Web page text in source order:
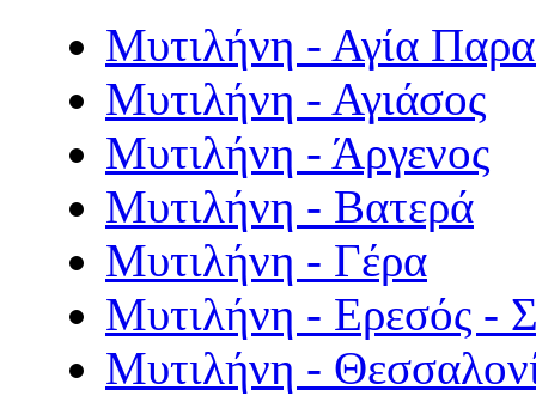
Μυτιλήνη - Αγία
Μυτιλήνη - Αγιάσος
Μυτιλήνη - Άργενος
Μυτιλήνη - Βατερά
Μυτιλήνη - Γέρα
Μυτιλήνη - Ερεσός -
Μυτιλήνη -